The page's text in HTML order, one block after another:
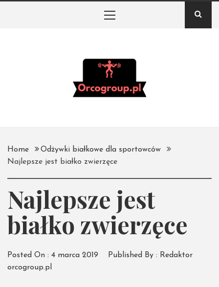
Orco Group – Portal
o białku i odżywkach
Home
Odżywki białkowe dla sportowców
Najlepsze jest białko zwierzęce
Najlepsze jest
białko zwierzęce
Posted On : 4 marca 2019 Published By : Redaktor
orcogroup.pl